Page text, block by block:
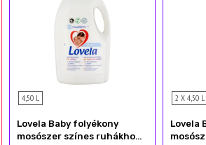
4,50 L
Lovela Baby folyékony
mosószer színes ruhákhoz
2 X 4,50 L
Lovela